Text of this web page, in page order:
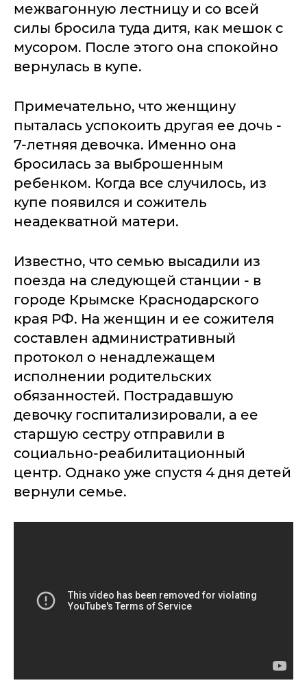
межвагонную лестницу и со всей
силы бросила туда дитя, как мешок с
мусором. После этого она спокойно
вернулась в купе.
Примечательно, что женщину
пыталась успокоить другая ее дочь -
7-летняя девочка. Именно она
бросилась за выброшенным
ребенком. Когда все случилось, из
купе появился и сожитель
неадекватной матери.
Известно, что семью высадили из
поезда на следующей станции - в
городе Крымске Краснодарского
края РФ. На женщин и ее сожителя
составлен административный
протокол о ненадлежащем
исполнении родительских
обязанностей. Пострадавшую
девочку госпитализировали, а ее
старшую сестру отправили в
социально-реабилитационный
центр. Однако уже спустя 4 дня детей
вернули семье.